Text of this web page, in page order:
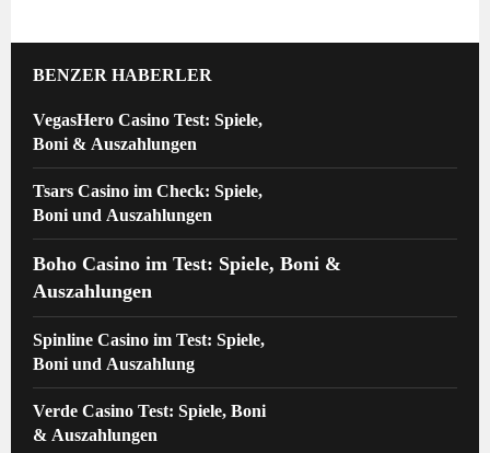
BENZER HABERLER
VegasHero Casino Test: Spiele,
Boni & Auszahlungen
Tsars Casino im Check: Spiele,
Boni und Auszahlungen
Boho Casino im Test: Spiele, Boni &
Auszahlungen
Spinline Casino im Test: Spiele,
Boni und Auszahlung
Verde Casino Test: Spiele, Boni
& Auszahlungen